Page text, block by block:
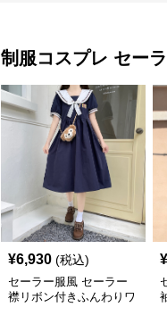
制服コスプレ セー
¥6,930 (税込)
セーラー服風 セーラー
襟リボン付きふんわりワ
¥